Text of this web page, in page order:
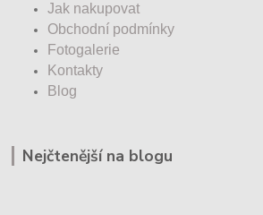
Jak nakupovat
Obchodní podmínky
Fotogalerie
Kontakty
Blog
Nejčtenější na blogu